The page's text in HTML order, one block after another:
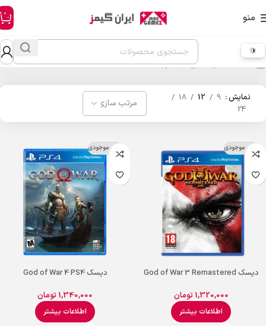
منو 0
محصولات برچسب خورده “god of war”
نمایش 9
12
18
24
اتمام موجودی
دیسک God of War 3 Remastered
1,320,000 تومان
اطلاعات بیشتر
اتمام موجودی
دیسک God of War 4 PS4
1,340,000 تومان
اطلاعات بیشتر